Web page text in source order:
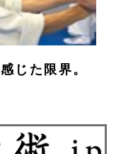
じた限界。